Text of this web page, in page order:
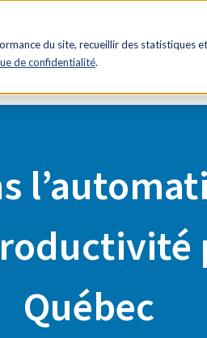
du site, recueillir des statistiques
de confidentialité.
Québec